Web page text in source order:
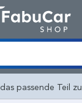
passende Teil